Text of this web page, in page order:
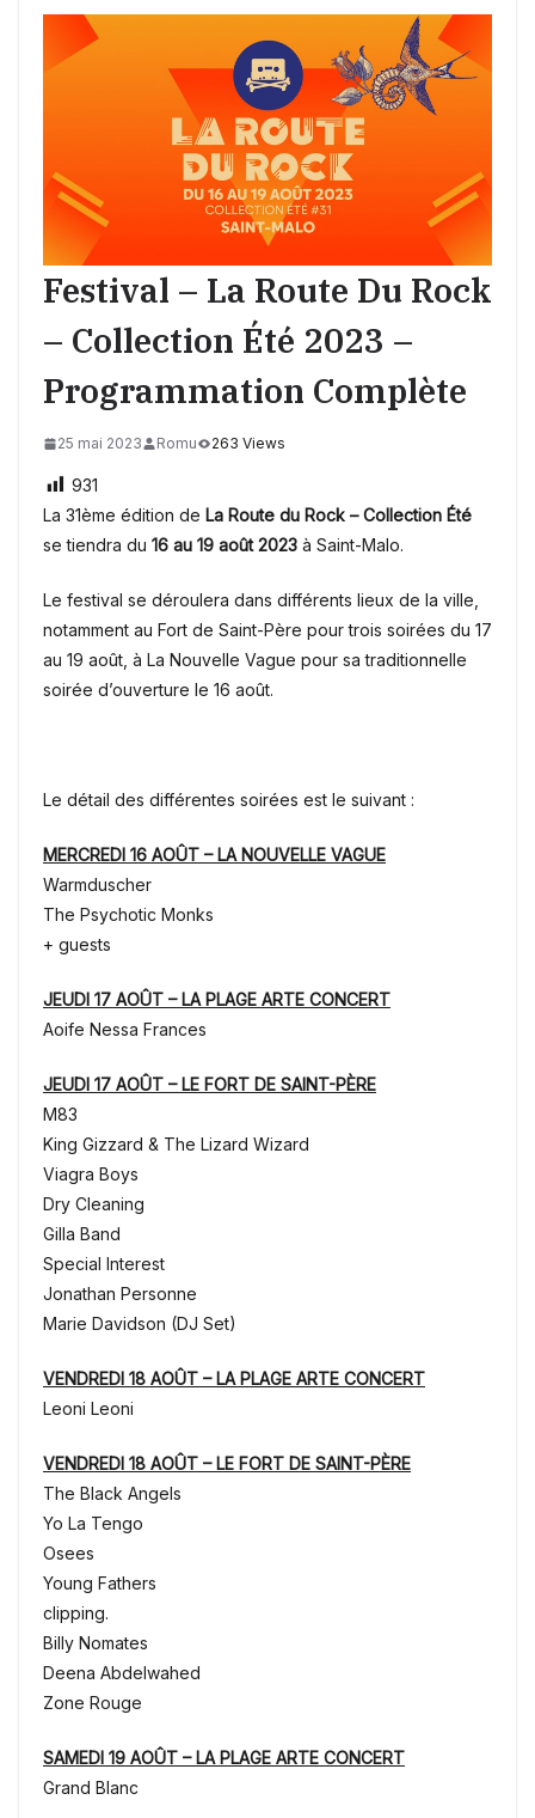
Festival – La Route Du Rock
– Collection Été 2023 –
Programmation Complète
25 mai 2023 Romu 263 Views
931
La 31ème édition de La Route du Rock – Collection Été
se tiendra du 16 au 19 août 2023 à Saint-Malo.
Le festival se déroulera dans différents lieux de la ville,
notamment au Fort de Saint-Père pour trois soirées du 17
au 19 août, à La Nouvelle Vague pour sa traditionnelle
soirée d’ouverture le 16 août.
Le détail des différentes soirées est le suivant :
MERCREDI 16 AOÛT – LA NOUVELLE VAGUE
Warmduscher
The Psychotic Monks
+ guests
JEUDI 17 AOÛT – LA PLAGE ARTE CONCERT
Aoife Nessa Frances
JEUDI 17 AOÛT – LE FORT DE SAINT-PÈRE
M83
King Gizzard & The Lizard Wizard
Viagra Boys
Dry Cleaning
Gilla Band
Special Interest
Jonathan Personne
Marie Davidson (DJ Set)
VENDREDI 18 AOÛT – LA PLAGE ARTE CONCERT
Leoni Leoni
VENDREDI 18 AOÛT – LE FORT DE SAINT-PÈRE
The Black Angels
Yo La Tengo
Osees
Young Fathers
clipping.
Billy Nomates
Deena Abdelwahed
Zone Rouge
SAMEDI 19 AOÛT – LA PLAGE ARTE CONCERT
Grand Blanc